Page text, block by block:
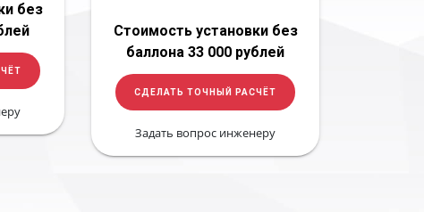
без
Стоимость установки без
баллона 33 000 рублей
СДЕЛАТЬ ТОЧНЫЙ РАСЧЁТ
Задать вопрос инженеру